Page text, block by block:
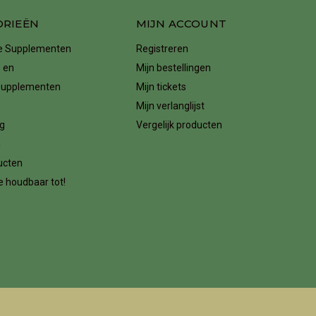
Supplementen
en
houdbaar tot!
MIJN ACCOUNT
Registreren
Mijn bestellingen
Mijn tickets
Mijn verlanglijst
Vergelijk producten